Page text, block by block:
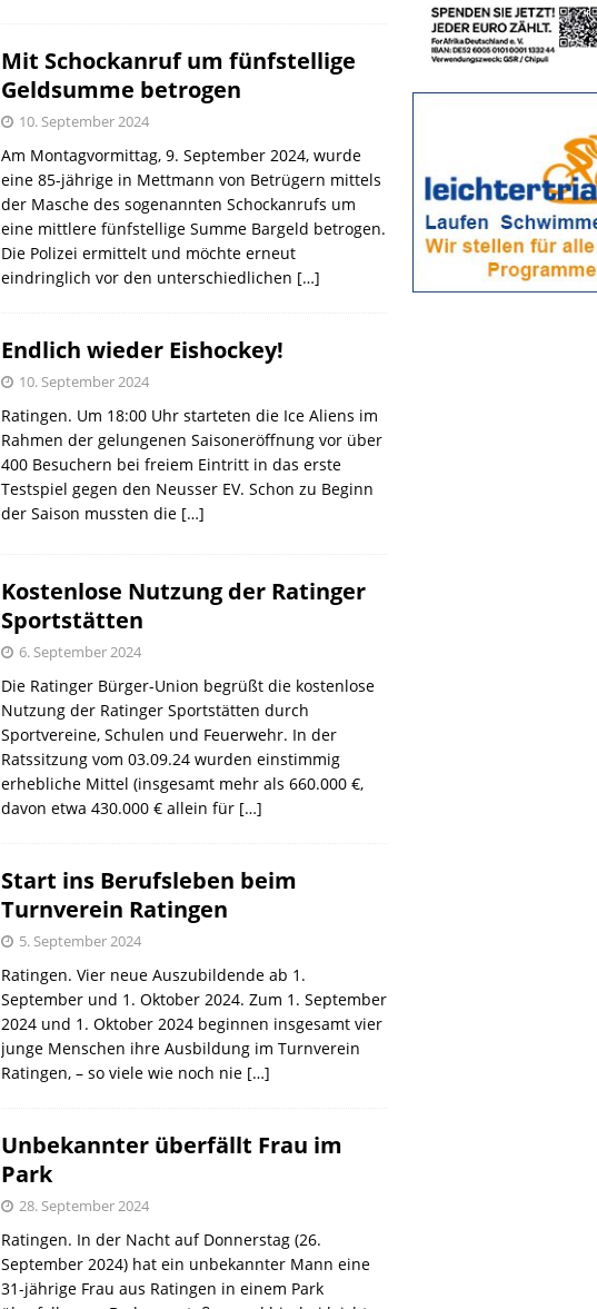
Mit Schockanruf um fünfstellige
Geldsumme betrogen
10. September 2024
Am Montagvormittag, 9. September 2024, wurde
eine 85-jährige in Mettmann von Betrügern mittels
der Masche des sogenannten Schockanrufs um
eine mittlere fünfstellige Summe Bargeld betrogen.
Die Polizei ermittelt und möchte erneut
eindringlich vor den unterschiedlichen […]
Endlich wieder Eishockey!
10. September 2024
Ratingen. Um 18:00 Uhr starteten die Ice Aliens im
Rahmen der gelungenen Saisoneröffnung vor über
400 Besuchern bei freiem Eintritt in das erste
Testspiel gegen den Neusser EV. Schon zu Beginn
der Saison mussten die […]
Kostenlose Nutzung der Ratinger
Sportstätten
6. September 2024
Die Ratinger Bürger-Union begrüßt die kostenlose
Nutzung der Ratinger Sportstätten durch
Sportvereine, Schulen und Feuerwehr. In der
Ratssitzung vom 03.09.24 wurden einstimmig
erhebliche Mittel (insgesamt mehr als 660.000 €,
davon etwa 430.000 € allein für […]
Start ins Berufsleben beim
Turnverein Ratingen
5. September 2024
Ratingen. Vier neue Auszubildende ab 1.
September und 1. Oktober 2024. Zum 1. September
2024 und 1. Oktober 2024 beginnen insgesamt vier
junge Menschen ihre Ausbildung im Turnverein
Ratingen, – so viele wie noch nie […]
Unbekannter überfällt Frau im
Park
28. September 2024
Ratingen. In der Nacht auf Donnerstag (26.
September 2024) hat ein unbekannter Mann eine
31-jährige Frau aus Ratingen in einem Park